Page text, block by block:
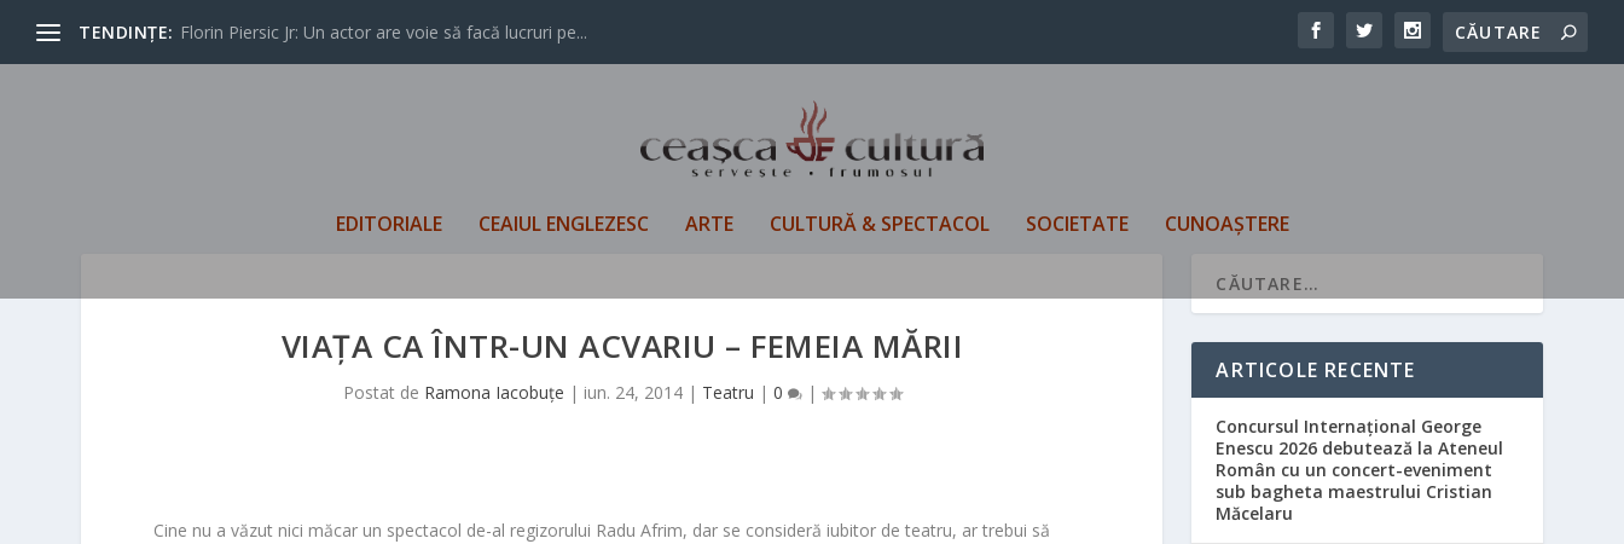
TENDINȚE: Florin Piersic Jr: Un actor are voie să facă lucruri pe...
EDITORIALE CEAIUL ENGLEZESC ARTE CULTURĂ & SPECTACOL SOCIETATE CUNOAȘTERE
VIAȚA CA ÎNTR-UN ACVARIU – FEMEIA MĂRII
Postat de Ramona Iacobuțe | iun. 24, 2014| Teatru | 0 |
Cine nu a văzut nici măcar un spectacol de-al regizorului Radu Afrim, dar se consideră iubitor de teatru, ar trebui să
ARTICOLE RECENTE
Concursul Internațional George
Enescu 2026 debutează la Ateneul
Român cu un concert-eveniment
sub bagheta maestrului Cristian
Măcelaru